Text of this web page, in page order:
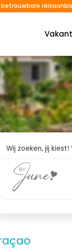
betrouwbare
Wij zoeken, jij